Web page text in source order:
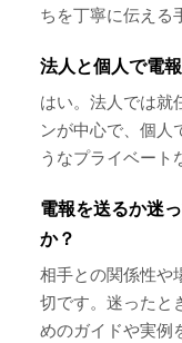
ちを丁寧に伝える
法人と個人で電
はい。法人では就
ンが中心で、個人
うなプライベート
電報を送るか迷
か？
相手との関係性や
切です。迷ったと
めのガイドや実例